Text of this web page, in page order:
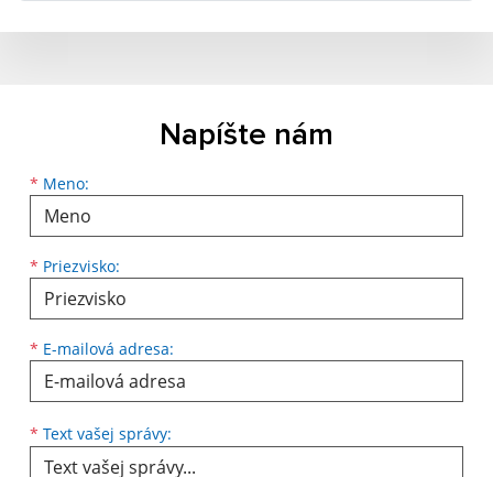
Napíšte nám
* Meno:
Meno
* Priezvisko:
Priezvisko
* E-mailová adresa:
E-mailová adresa
* Text vašej správy: